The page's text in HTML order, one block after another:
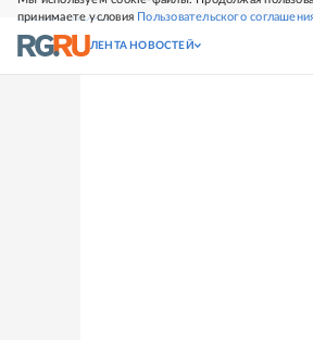
принимаете условия Пользовательского
СВЕЖИЙ НОМЕР
ЛЕНТА НОВОСТЕЙ